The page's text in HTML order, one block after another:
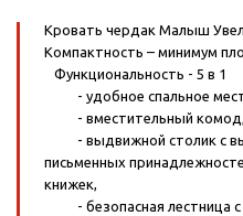
Кровать чердак Малыш
Компактность – минимум
Функциональность - 5 в 1
- удобное спальное
- вместительный комод,
- выдвижной столик с
письменных
книжек,
- безопасная лестница